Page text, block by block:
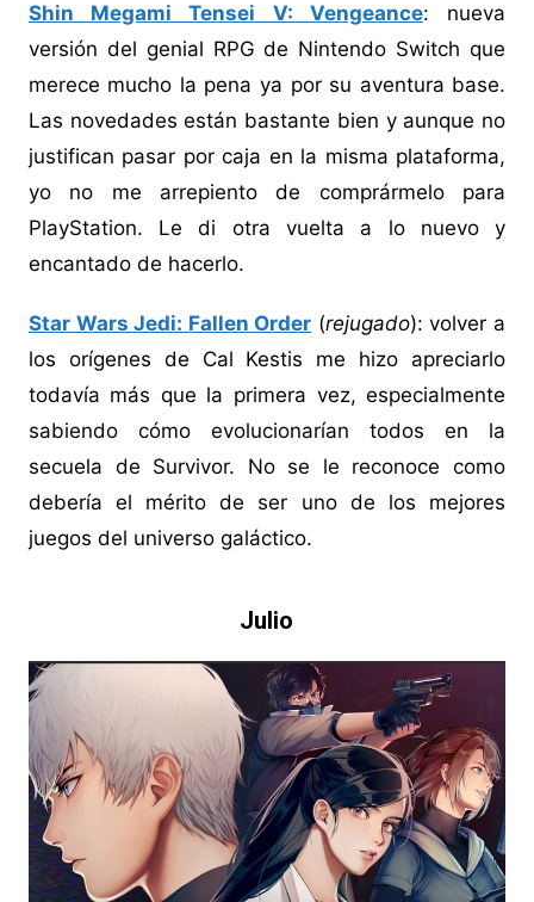
Shin Megami Tensei V: Vengeance: nueva
versión del genial RPG de Nintendo Switch que
merece mucho la pena ya por su aventura base.
Las novedades están bastante bien y aunque no
justifican pasar por caja en la misma plataforma,
yo no me arrepiento de comprármelo para
PlayStation. Le di otra vuelta a lo nuevo y
encantado de hacerlo.
Star Wars Jedi: Fallen Order (rejugado): volver a
los orígenes de Cal Kestis me hizo apreciarlo
todavía más que la primera vez, especialmente
sabiendo cómo evolucionarían todos en la
secuela de Survivor. No se le reconoce como
debería el mérito de ser uno de los mejores
juegos del universo galáctico.
Julio